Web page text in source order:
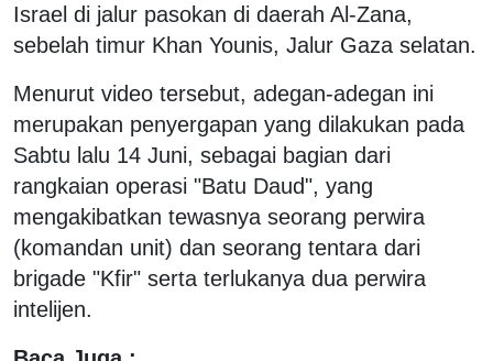
Israel di jalur pasokan di daerah Al-Zana,
sebelah timur Khan Younis, Jalur Gaza selatan.
Menurut video tersebut, adegan-adegan ini
merupakan penyergapan yang dilakukan pada
Sabtu lalu 14 Juni, sebagai bagian dari
rangkaian operasi "Batu Daud", yang
mengakibatkan tewasnya seorang perwira
(komandan unit) dan seorang tentara dari
brigade "Kfir" serta terlukanya dua perwira
intelijen.